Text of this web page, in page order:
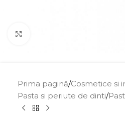
Prima pagină/Cosmetice si
Pasta si periute de dinti/